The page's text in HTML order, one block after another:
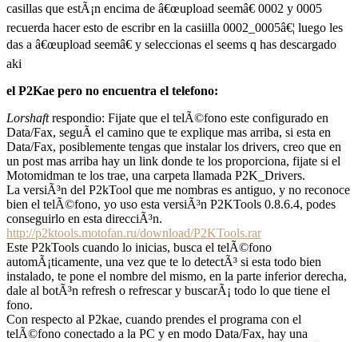
casillas que estÃ¡n encima de â€œupload seemâ€ 0002 y 0005
recuerda hacer esto de escribr en la casiilla 0002_0005â€¦ luego les
das a â€œupload seemâ€ y seleccionas el seems q has descargado
aki
el P2Kae pero no encuentra el telefono:
Lorshaftrespondio: Fijate que el telÃ©fono este configurado en
Data/Fax, seguÃ­ el camino que te explique mas arriba, si esta en
Data/Fax, posiblemente tengas que instalar los drivers, creo que en
un post mas arriba hay un link donde te los proporciona, fijate si el
Motomidman te los trae, una carpeta llamada P2K_Drivers.
La versiÃ³n del P2kTool que me nombras es antiguo, y no reconoce
bien el telÃ©fono, yo uso esta versiÃ³n P2KTools 0.8.6.4, podes
conseguirlo en esta direcciÃ³n.
http://p2ktools.motofan.ru/download/P2KTools.rar
Este P2kTools cuando lo inicias, busca el telÃ©fono
automÃ¡ticamente, una vez que te lo detectÃ³ si esta todo bien
instalado, te pone el nombre del mismo, en la parte inferior derecha,
dale al botÃ³n refresh o refrescar y buscarÃ¡ todo lo que tiene el
fono.
Con respecto al P2kae, cuando prendes el programa con el
telÃ©fono conectado a la PC y en modo Data/Fax, hay una